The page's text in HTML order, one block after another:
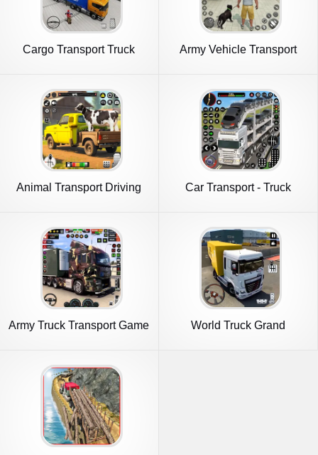
Cargo Transport Truck
Army Vehicle Transport
Animal Transport Driving
Car Transport - Truck
Army Truck Transport Game
World Truck Grand